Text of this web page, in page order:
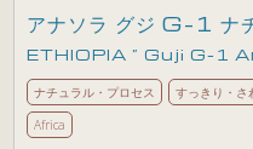
アナソラ グジ G-1 ナ
ETHIOPIA ” Guji G-1
ナチュラル・プロセス すっきり・さ
Africa